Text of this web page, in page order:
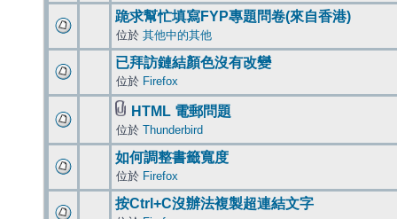
跪求幫忙填寫FYP專題問卷(來自香港)
位於 其他中的其他
已拜訪鏈結顏色沒有改變
位於 Firefox
HTML 電郵問題
位於 Thunderbird
如何調整書籤寬度
位於 Firefox
按Ctrl+C沒辦法複製超連結文字